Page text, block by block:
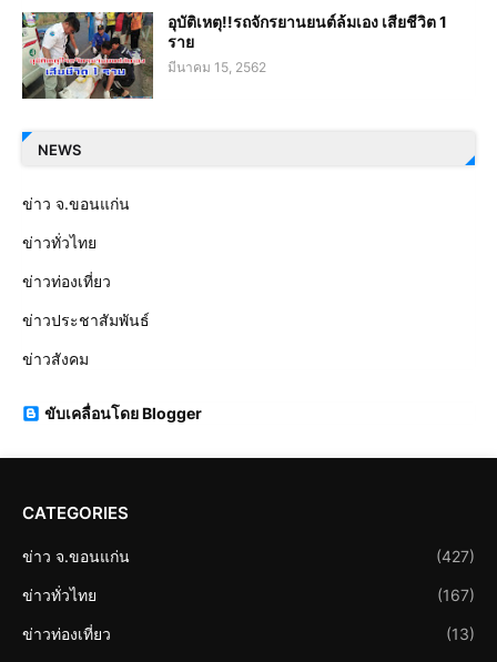
อุบัติเหตุ!!รถจักรยานยนต์ล้มเอง เสียชีวิต 1
ราย
มีนาคม 15, 2562
NEWS
ข่าว จ.ขอนแก่น
ข่าวทั่วไทย
ข่าวท่องเที่ยว
ข่าวประชาสัมพันธ์
ข่าวสังคม
ขับเคลื่อนโดย Blogger
CATEGORIES
ข่าว จ.ขอนแก่น (427)
ข่าวทั่วไทย (167)
ข่าวท่องเที่ยว (13)